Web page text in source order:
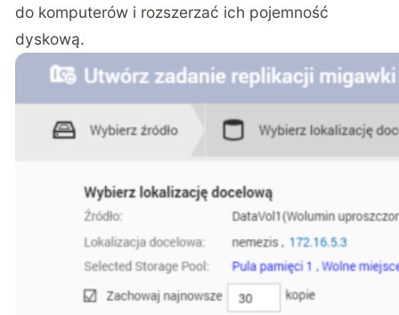
do komputerów i rozszerzać ich pojemność
dyskową.